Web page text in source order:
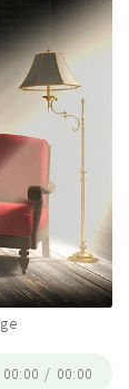
00:00 / 00:00